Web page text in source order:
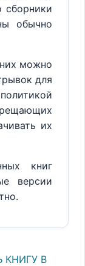
сборники
обычно
можно
для
их
книг
версии
КНИГУ В